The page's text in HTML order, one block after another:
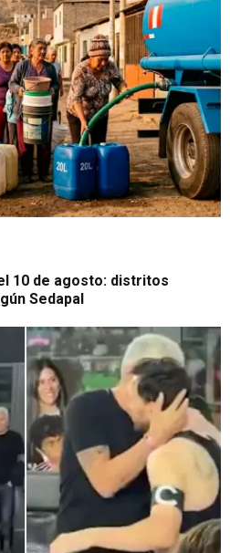
10 de agosto: distritos
Sedapal